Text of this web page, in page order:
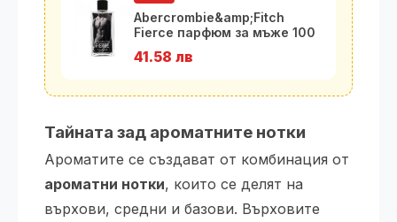
Abercrombie&amp;Fitch
Fierce парфюм за мъже 100
41.58 лв
Тайната зад ароматните нотки
Ароматите се създават от комбинация от
ароматни нотки, които се делят на
върхови, средни и базови. Върховите